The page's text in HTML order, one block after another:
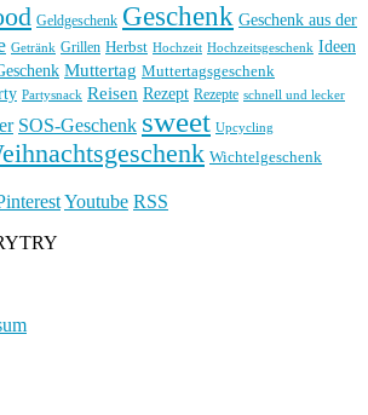
Geldgeschenk Geschenk Geschenk aus der
Getränk Grillen Herbst Hochzeit Hochzeitsgeschenk Ideen
Muttertag Muttertagsgeschenk
Partysnack Reisen Rezept Rezepte schnell und lecker
SOS-Geschenk sweet Upcycling
Wichtelgeschenk
Youtube RSS